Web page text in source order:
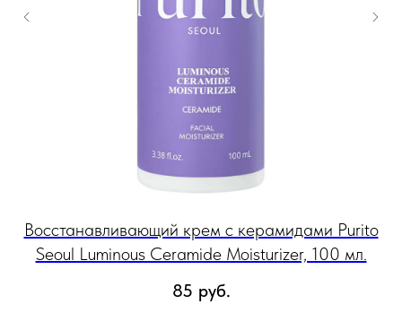
Восстанавливающий крем с керамидами Purito
Seoul Luminous Ceramide Moisturizer, 100 мл.
85 руб.